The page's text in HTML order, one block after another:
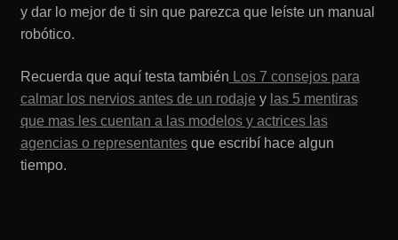
y dar lo mejor de ti sin que parezca que leíste un manual
robótico.
Recuerda que aquí testa también Los 7 consejos para
calmar los nervios antes de un rodaje y las 5 mentiras
que mas les cuentan a las modelos y actrices las
agencias o representantesque escribí hace algun
tiempo.